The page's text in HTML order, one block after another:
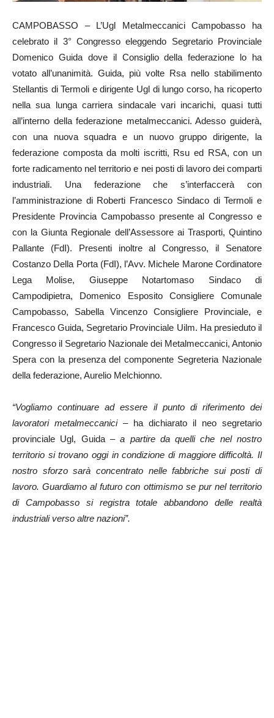
CAMPOBASSO – L’Ugl Metalmeccanici Campobasso ha
celebrato il 3° Congresso eleggendo Segretario Provinciale
Domenico Guida dove il Consiglio della federazione lo ha
votato all’unanimità. Guida, più volte Rsa nello stabilimento
Stellantis di Termoli e dirigente Ugl di lungo corso, ha ricoperto
nella sua lunga carriera sindacale vari incarichi, quasi tutti
all’interno della federazione metalmeccanici. Adesso guiderà,
con una nuova squadra e un nuovo gruppo dirigente, la
federazione composta da molti iscritti, Rsu ed RSA, con un
forte radicamento nel territorio e nei posti di lavoro dei comparti
industriali. Una federazione che s’interfaccerà con
l’amministrazione di Roberti Francesco Sindaco di Termoli e
Presidente Provincia Campobasso presente al Congresso e
con la Giunta Regionale dell’Assessore ai Trasporti, Quintino
Pallante (FdI). Presenti inoltre al Congresso, il Senatore
Costanzo Della Porta (FdI), l’Avv. Michele Marone Cordinatore
Lega Molise, Giuseppe Notartomaso Sindaco di
Campodipietra, Domenico Esposito Consigliere Comunale
Campobasso, Sabella Vincenzo Consigliere Provinciale, e
Francesco Guida, Segretario Provinciale Uilm. Ha presieduto il
Congresso il Segretario Nazionale dei Metalmeccanici, Antonio
Spera con la presenza del componente Segreteria Nazionale
della federazione, Aurelio Melchionno.
“Vogliamo continuare ad essere il punto di riferimento dei
lavoratori metalmeccanici– ha dichiarato il neo segretario
provinciale Ugl, Guida – a partire da quelli che nel nostro
territorio si trovano oggi in condizione di maggiore difficoltà. Il
nostro sforzo sarà concentrato nelle fabbriche sui posti di
lavoro. Guardiamo al futuro con ottimismo se pur nel territorio
di Campobasso si registra totale abbandono delle realtà
industriali verso altre nazioni”.